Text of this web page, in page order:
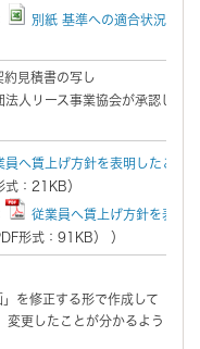
別紙 基準への適合状況記載
約見積書の写し
法人リース事業協会が承認した
員へ賃上げ方針を表明したこと
式：21KB）
従業員へ賃上げ方針を表明
形式：91KB） ）
を修正する形で作成して
変更したことが分かるよう